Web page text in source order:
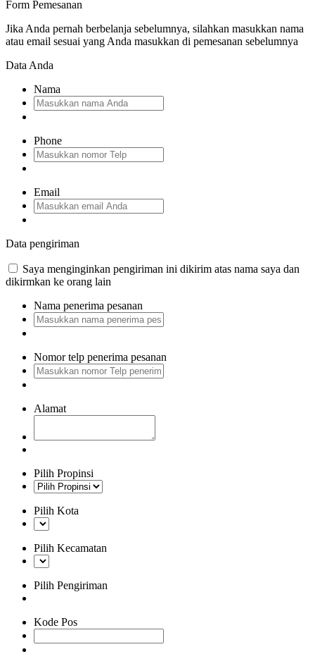
Form Pemesanan
Jika Anda pernah berbelanja sebelumnya, silahkan masukkan nama
atau email sesuai yang Anda masukkan di pemesanan sebelumnya
Data Anda
Nama
Phone
Email
Data pengiriman
Saya menginginkan pengiriman ini dikirim atas nama saya dan
dikirmkan ke orang lain
Nama penerima pesanan
Nomor telp penerima pesanan
Alamat
Pilih Propinsi
Pilih Kota
Pilih Kecamatan
Pilih Pengiriman
Kode Pos